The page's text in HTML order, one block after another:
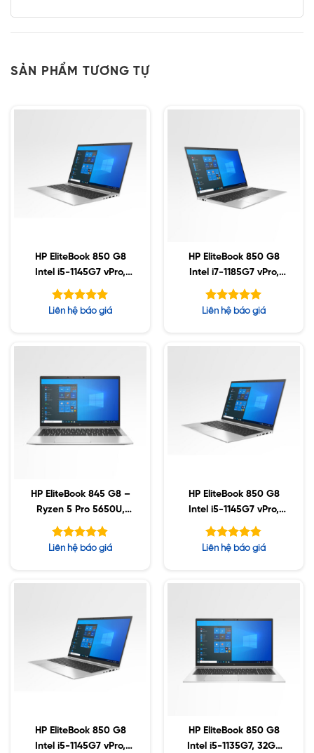
SẢN PHẨM TƯƠNG TỰ
HP EliteBook 850 G8
Intel i5-1145G7 vPro,
32GB DDR4, 256GB
Được xếp
Liên hệ báo giá
HP EliteBook 850 G8
Intel i7-1185G7 vPro,
64GB, 256GB SSD,
Được xếp
Liên hệ báo giá
HP EliteBook 845 G8 –
Ryzen 5 Pro 5650U,
16GB, 256GB SSD, 14″
FHD, Win10
Được xếp
Liên hệ báo giá
HP EliteBook 850 G8
Intel i5-1145G7 vPro,
16GB DDR4, 1TB SSD,
15.6″ FHD, Win10
Được xếp
Liên hệ báo giá
HP EliteBook 850 G8
Intel i5-1145G7 vPro,
HP EliteBook 850 G8
Intel i5-1135G7, 32GB